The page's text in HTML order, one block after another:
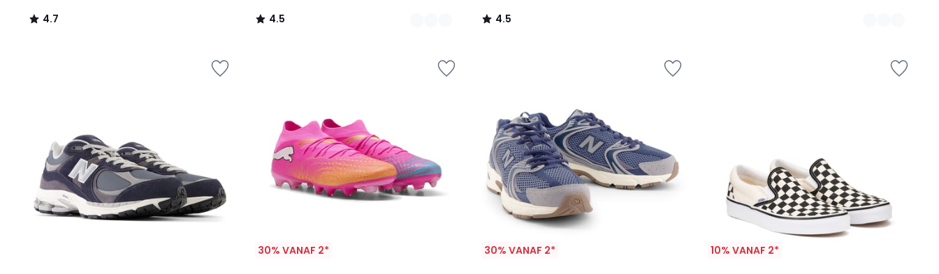
4.7
/
4.5
/
4.5
/
30% VANAF 2* 30% VANAF 2* 10% VANAF 2*